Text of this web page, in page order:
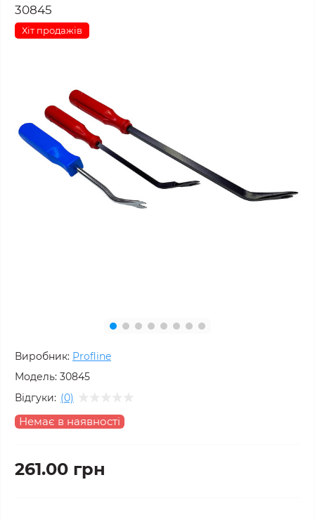
30845
Хіт продажів
Виробник: Profline
Модель: 30845
Відгуки: (0)
Немає в наявності
261.00 грн